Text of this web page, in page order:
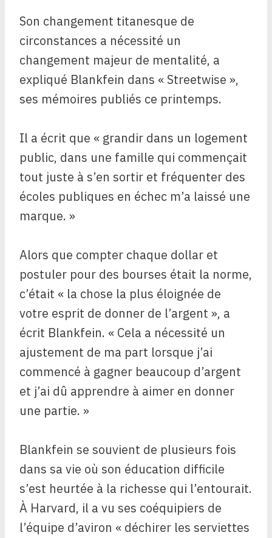
Son changement titanesque de
circonstances a nécessité un
changement majeur de mentalité, a
expliqué Blankfein dans « Streetwise »,
ses mémoires publiés ce printemps.
Il a écrit que « grandir dans un logement
public, dans une famille qui commençait
tout juste à s’en sortir et fréquenter des
écoles publiques en échec m’a laissé une
marque. »
Alors que compter chaque dollar et
postuler pour des bourses était la norme,
c’était « la chose la plus éloignée de
votre esprit de donner de l’argent », a
écrit Blankfein. « Cela a nécessité un
ajustement de ma part lorsque j’ai
commencé à gagner beaucoup d’argent
et j’ai dû apprendre à aimer en donner
une partie. »
Blankfein se souvient de plusieurs fois
dans sa vie où son éducation difficile
s’est heurtée à la richesse qui l’entourait.
À Harvard, il a vu ses coéquipiers de
l’équipe d’aviron « déchirer les serviettes